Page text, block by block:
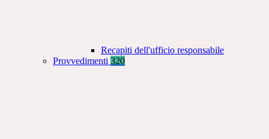
Recapiti dell'ufficio responsabile
Provvedimenti 320